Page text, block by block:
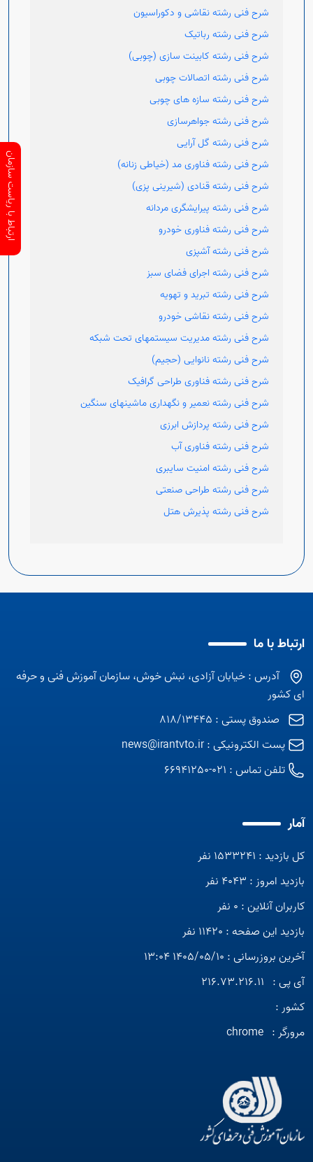
شرح فنی رشته نقاشی و دکوراسیون
شرح فنی رشته رباتیک
شرح فنی رشته کابینت سازی (چوبی)
شرح فنی رشته اتصالات چوبی
شرح فنی رشته سازه های چوبی
شرح فنی رشته جواهرسازی
شرح فنی رشته گل آرایی
شرح فنی رشته فناوری مد (خیاطی زنانه)
شرح فنی رشته قنادی (شیرینی پزی)
شرح فنی رشته پیرایشگری مردانه
شرح فنی رشته فناوری خودرو
شرح فنی رشته آشپزی
شرح فنی رشته اجرای فضای سبز
شرح فنی رشته تبرید و تهویه
شرح فنی رشته نقاشی خودرو
شرح فنی رشته مدیریت سیستمهای تحت شبکه
شرح فنی رشته نانوایی (حجیم)
شرح فنی رشته فناوری طراحی گرافیک
شرح فنی رشته نعمیر و نگهداری ماشینهای سنگین
شرح فنی رشته پردازش ابرزی
شرح فنی رشته فناوری آب
شرح فنی رشته امنیت سایبری
شرح فنی رشته طراحی صنعتی
شرح فنی رشته پذیرش هتل
ارتباط با ما
آدرس : خیابان آزادی، نبش خوش، سازمان آموزش فنی و حرفه
ای کشور
صندوق پستی : 818/13445
پست الکترونیکی :news@irantvto.ir
تلفن تماس : 021-66941250
آمار
کل بازدید : 1533241 نفر
بازدید امروز : 4043 نفر
کاربران آنلاین : 0 نفر
بازدید این صفحه : 11420 نفر
آخرین بروزرسانی : 1405/05/10 13:04
آی پی : 216.73.216.11
کشور :
مرورگر : chrome
ارتباط با ریاست سازمان